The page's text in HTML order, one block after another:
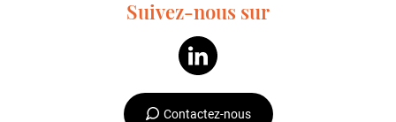
Suivez-nous sur
Contactez-nous